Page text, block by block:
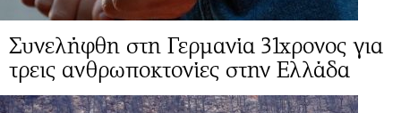
Συνελήφθη στη Γερμανία 31χρονος για
τρεις ανθρωποκτονίες στην Ελλάδα